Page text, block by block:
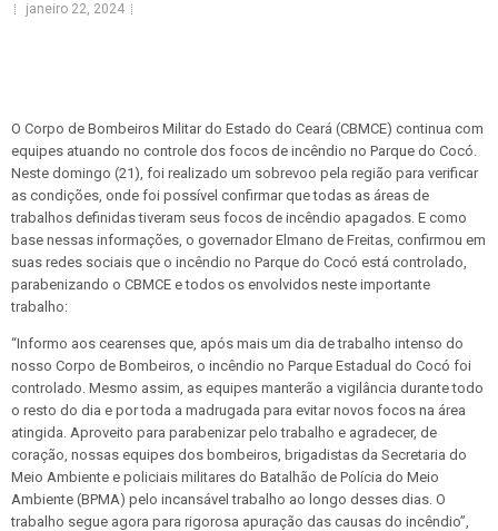
janeiro 22, 2024
O Corpo de Bombeiros Militar do Estado do Ceará (CBMCE) continua com
equipes atuando no controle dos focos de incêndio no Parque do Cocó.
Neste domingo (21), foi realizado um sobrevoo pela região para verificar
as condições, onde foi possível confirmar que todas as áreas de
trabalhos definidas tiveram seus focos de incêndio apagados. E como
base nessas informações, o governador Elmano de Freitas, confirmou em
suas redes sociais que o incêndio no Parque do Cocó está controlado,
parabenizando o CBMCE e todos os envolvidos neste importante
trabalho:
“Informo aos cearenses que, após mais um dia de trabalho intenso do
nosso Corpo de Bombeiros, o incêndio no Parque Estadual do Cocó foi
controlado. Mesmo assim, as equipes manterão a vigilância durante todo
o resto do dia e por toda a madrugada para evitar novos focos na área
atingida. Aproveito para parabenizar pelo trabalho e agradecer, de
coração, nossas equipes dos bombeiros, brigadistas da Secretaria do
Meio Ambiente e policiais militares do Batalhão de Polícia do Meio
Ambiente (BPMA) pelo incansável trabalho ao longo desses dias. O
trabalho segue agora para rigorosa apuração das causas do incêndio”,